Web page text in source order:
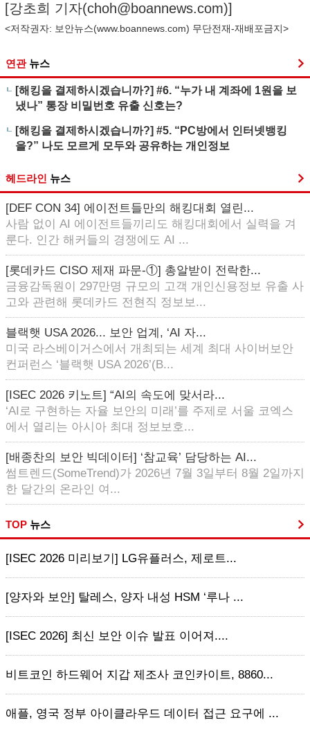
[강초희 기자(choh@boannews.com)]
<저작권자: 보안뉴스(www.boannews.com) 무단전재-재배포금지>
연관 뉴스
[해킹을 결제하시겠습니까?] #6. “누가 내 계좌에 1원을 보
냈나” 통장 비밀번호 유출 신호는?
[해킹을 결제하시겠습니까?] #5. “PC방에서 인터넷뱅킹
을?” 나도 모르게 모두와 공유하는 개인정보
헤드라인 뉴스
[DEF CON 34] 에이전트들만의 해킹대회 열린...
사람 없이 AI 에이전트들끼리도 해킹대회에서 실력을 겨
룬다. 인간 해커들의 경쟁에도 AI ...
[롯데카드 CISO 제재 파문-①] 총알받이 전락한...
금융감독원이 297만명 규모의 고객 개인신용정보 유출 사
고와 관련해 롯데카드 전현직 정보보...
블랙햇 USA 2026... 보안 업계, ‘AI 자...
미국 라스베이거스에서 개최되는 세계 최대 사이버보안
컨퍼런스 ‘블랙햇 USA 2026’(B...
[ISEC 2026 키노트] “AI의 속도에 맞서라...
‘AI로 구현하는 자율 보안의 미래’를 주제로 서울 코엑스
에서 열리는 아시아 최대 정보보호...
[배종찬의 보안 빅데이터] ‘참교육’ 담당하는 AI...
썸트렌드(SomeTrend)가 2026년 7월 3일부터 8월 2일까지
한 달간의 온라인 여...
TOP 뉴스
[ISEC 2026 미리보기] LG유플러스, 제로트...
[양자와 보안] 탈레스, 양자 내성 HSM ‘루나 ...
[ISEC 2026] 최신 보안 이슈 발표 이어져....
비트코인 하드웨어 지갑 제조사 코인카이트, 8860...
애플, 영국 정부 아이클라우드 데이터 접근 요구에 ...